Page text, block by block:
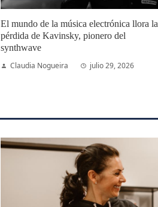
El mundo de la música electrónica llora la
pérdida de Kavinsky, pionero del
synthwave
Claudia Nogueira
julio 29, 2026